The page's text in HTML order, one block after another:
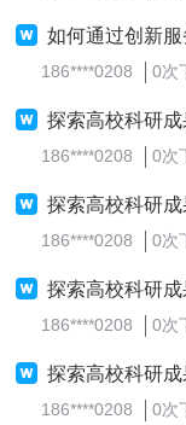
如何通过创新服务提
186****0208 0次
探索高校科研成果的市
186****0208 0次
探索高校科研成果的市
186****0208 0次
探索高校科研成果的市
186****0208 0次
探索高校科研成果的市
186****0208 0次